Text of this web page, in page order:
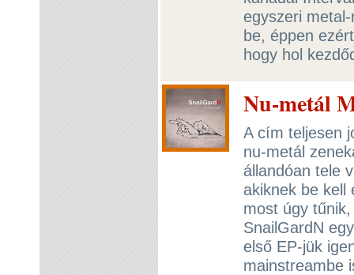
egyszeri
be, éppen
hogy hol
Nu-metál
A cím teljesen
nu-metál
állandóan tele
akiknek be kell
most úgy
SnailGardN
első EP-jük
mainstreambe